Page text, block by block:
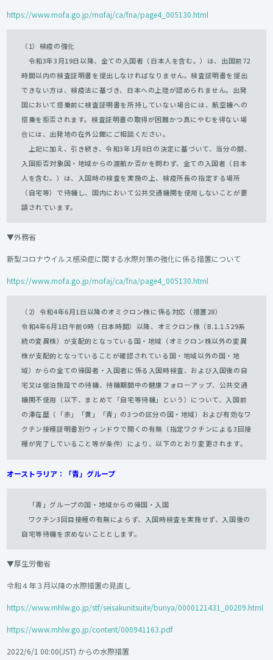
https://www.mofa.go.jp/mofaj/ca/fna/page4_005130.html
（1）検疫の強化
令和3年3月19日以降、全ての入国者（日本人を含む。）は、出国前72
時間以内の検査証明書を提出しなければなりません。検査証明書を提出
できない方は、検疫法に基づき、日本への上陸が認められません。出発
国において搭乗前に検査証明書を所持していない場合には、航空機への
搭乗を拒否されます。検査証明書の取得が困難かつ真にやむを得ない場
合には、出発地の在外公館にご相談ください。
上記に加え、引き続き、令和3年1月8日の決定に基づいて、当分の間、
入国拒否対象国・地域からの渡航か否かを問わず、全ての入国者（日本
人を含む。）は、入国時の検査を実施の上、検疫所長の指定する場所
（自宅等）で待機し、国内において公共交通機関を使用しないことが要
請されています。
▼外務省
新型コロナウイルス感染症に関する水際対策の強化に係る措置について
https://www.mofa.go.jp/mofaj/ca/fna/page4_005130.html
（2）令和4年6月1日以降のオミクロン株に係る対応（措置28）
令和4年6月1日午前0時（日本時間）以降、オミクロン株（B.1.1.529系
統の変異株）が支配的となっている国・地域（オミクロン株以外の変異
株が支配的となっていることが確認されている国・地域以外の国・地
域）からの全ての帰国者・入国者に係る入国時検査、および入国後の自
宅又は宿泊施設での待機、待機期間中の健康フォローアップ、公共交通
機関不使用（以下、まとめて「自宅等待機」という）について、入国前
の滞在歴（「赤」「黄」「青」の3つの区分の国・地域）および有効なワ
クチン接種証明書別ウィンドウで開くの有無（指定ワクチンによる3回接
種が完了していること等が条件）により、以下のとおり変更されます。
オーストラリア：「青」グループ
「青」グループの国・地域からの帰国・入国
ワクチン3回目接種の有無によらず、入国時検査を実施せず、入国後の
自宅等待機を求めないこととします。
▼厚生労働省
令和４年３月以降の水際措置の見直し
https://www.mhlw.go.jp/stf/seisakunitsuite/bunya/0000121431_00209.html
https://www.mhlw.go.jp/content/000941163.pdf
2022/6/1 00:00(JST) からの水際措置